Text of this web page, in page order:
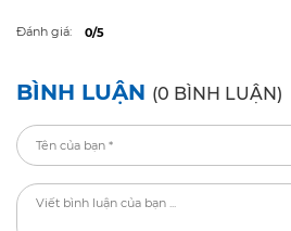
Đánh giá: 0/5
BÌNH LUẬN (0 BÌNH LUẬN)